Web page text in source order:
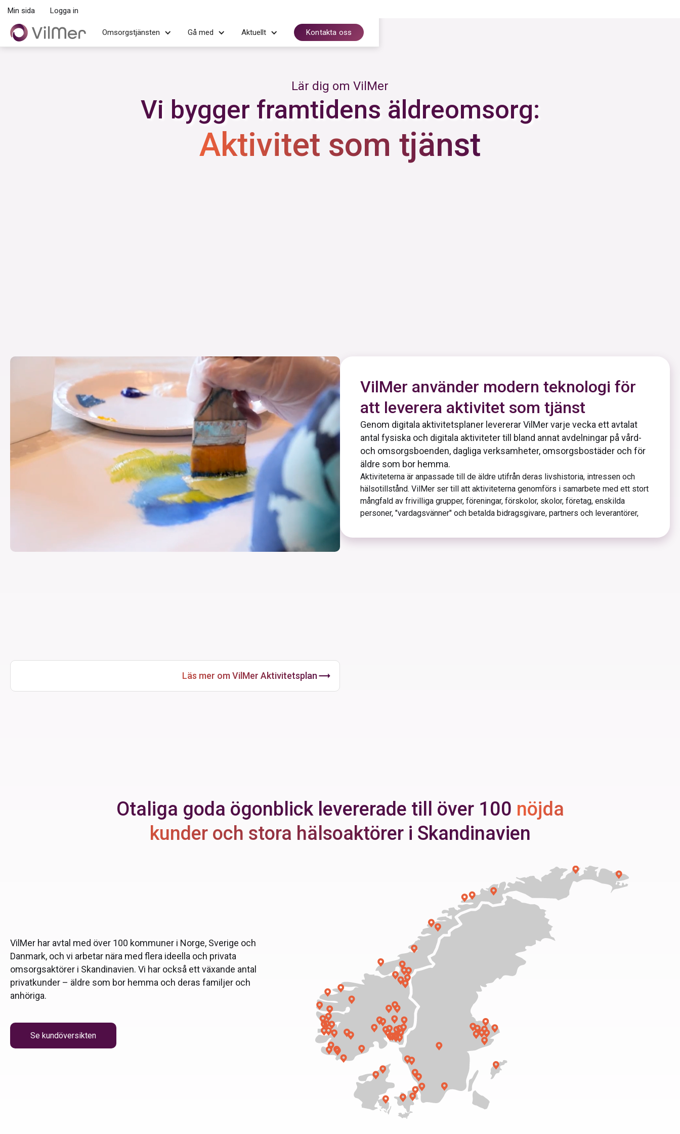
Min sida Logga in
Omsorgstjänsten Gå med Aktuellt Kontakta oss
Lär dig om VilMer
Vi bygger framtidens äldreomsorg:
Aktivitet som tjänst
Läs mer om VilMer Aktivitetsplantrending_flat
VilMer använder modern teknologi för
att leverera aktivitet som tjänst
Genom digitala aktivitetsplaner levererar VilMer varje vecka ett avtalat
antal fysiska och digitala aktiviteter till bland annat avdelningar på vård-
och omsorgsboenden, dagliga verksamheter, omsorgsbostäder och för
äldre som bor hemma.
Aktiviteterna är anpassade till de äldre utifrån deras livshistoria, intressen och
hälsotillstånd. VilMer ser till att aktiviteterna genomförs i samarbete med ett stort
mångfald av frivilliga grupper, föreningar, förskolor, skolor, företag, enskilda
personer, "vardagsvänner" och betalda bidragsgivare, partners och leverantörer,
Otaliga goda ögonblick levererade till över 100 nöjda
kunder och stora hälsoaktöreri Skandinavien
VilMer har avtal med över 100 kommuner i Norge, Sverige och
Danmark, och vi arbetar nära med flera ideella och privata
omsorgsaktörer i Skandinavien. Vi har också ett växande antal
privatkunder – äldre som bor hemma och deras familjer och
anhöriga.
Se kundöversikten